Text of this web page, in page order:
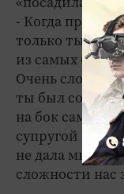
- Когда
только ты –
из самых
Очень сложно
ты был
на бок сам
супругой мы
не дала мне
сложности нас